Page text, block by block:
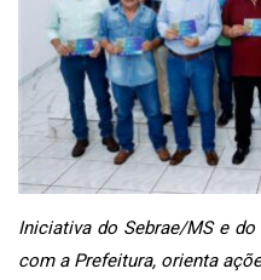
Iniciativa do Sebrae/MS e
com a Prefeitura, orienta